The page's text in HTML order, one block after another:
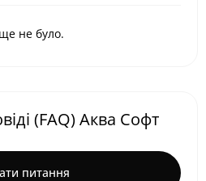
не було.
(FAQ) Аква Софт
питання